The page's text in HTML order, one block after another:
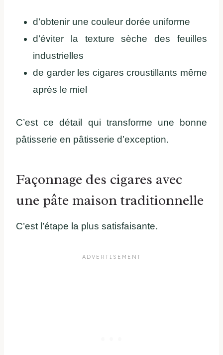
d’obtenir une couleur dorée uniforme
d’éviter la texture sèche des feuilles
industrielles
de garder les cigares croustillants même
après le miel
C’est ce détail qui transforme une bonne
pâtisserie en pâtisserie d’exception.
Façonnage des cigares avec
une pâte maison traditionnelle
C’est l’étape la plus satisfaisante.